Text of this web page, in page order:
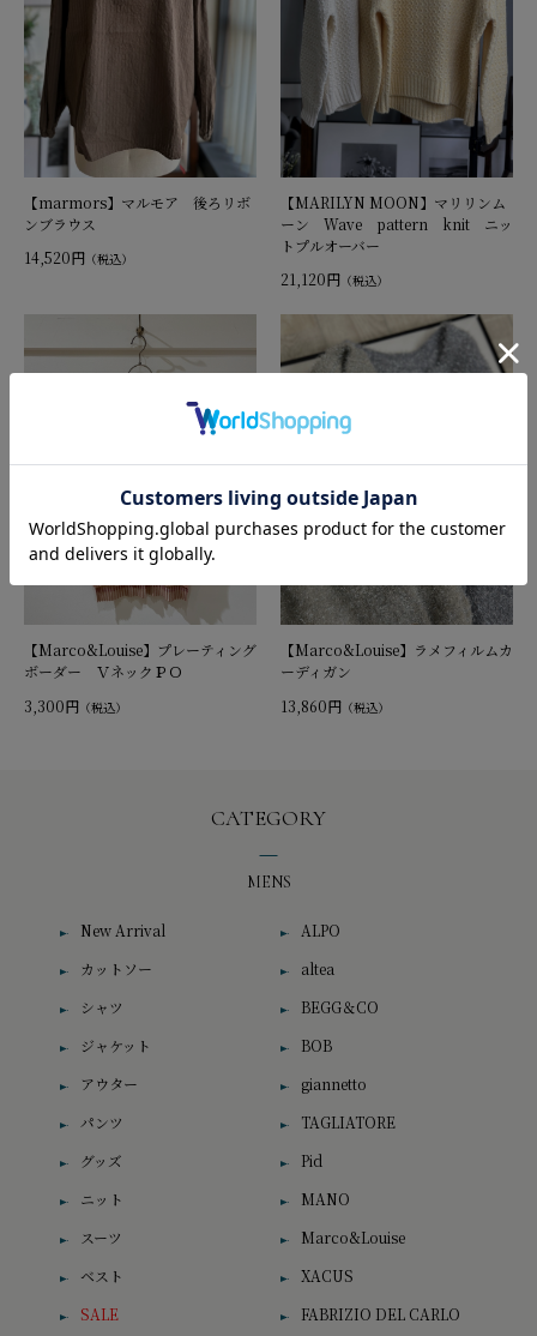
【marmors】マルモア 後ろリボ
ンブラウス
14,520円 （税込）
【MARILYN MOON】マリリンム
ーン Wave pattern knit ニッ
トプルオーバー
21,120円 （税込）
【Marco&Louise】プレーティング
ボーダー ＶネックＰＯ
3,300円 （税込）
【Marco&Louise】ラメフィルムカ
ーディガン
13,860円 （税込）
CATEGORY
MENS
New Arrival
カットソー
シャツ
ジャケット
アウター
パンツ
グッズ
ニット
スーツ
ベスト
SALE
ALPO
altea
BEGG＆CO
BOB
giannetto
TAGLIATORE
Pid
MANO
Marco&Louise
XACUS
FABRIZIO DEL CARLO